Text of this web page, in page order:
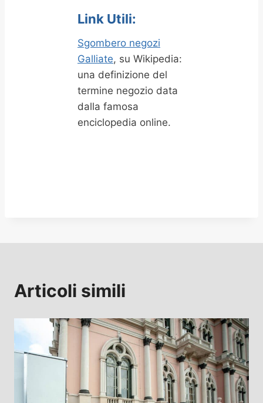
Link Utili:
Sgombero negozi
Galliate, su Wikipedia:
una definizione del
termine negozio data
dalla famosa
enciclopedia online.
Articoli simili